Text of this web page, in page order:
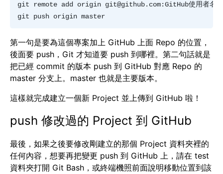
git remote add origin git@github.com:GitHub使用者
第一句是要為這個專案加上 GitHub 上面 Repo 的位置，
後面要 push，Git 才知道要 push 到哪裡。第二句話就是
把已經 commit 的版本 push 到 GitHub 對應 Repo 的
master 分支上。master 也就是主要版本。
這樣就完成建立一個新 Project 並上傳到 GitHub 啦！
push 修改過的 Project 到 GitHub
最後，如果之後要修改剛建立的那個 Project 資料夾裡的
任何內容，想要再把變更 push 到 GitHub 上，請在 test
資料夾打開 Git Bash，或終端機照前面說明移動位置到該